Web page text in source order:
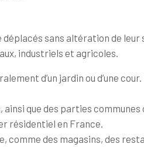
sans altération de
industriels et agricoles.
d’un jardin ou d’une
que des parties communes
résidentiel en France.
comme des magasins, des